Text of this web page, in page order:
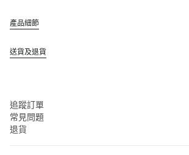
產品細節
送貨及退貨
查找專門店
追蹤訂單
常見問題
退貨